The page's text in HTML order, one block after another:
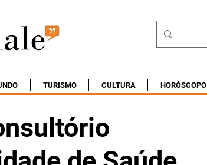
TURISMO CULTURA HORÓSCOPO